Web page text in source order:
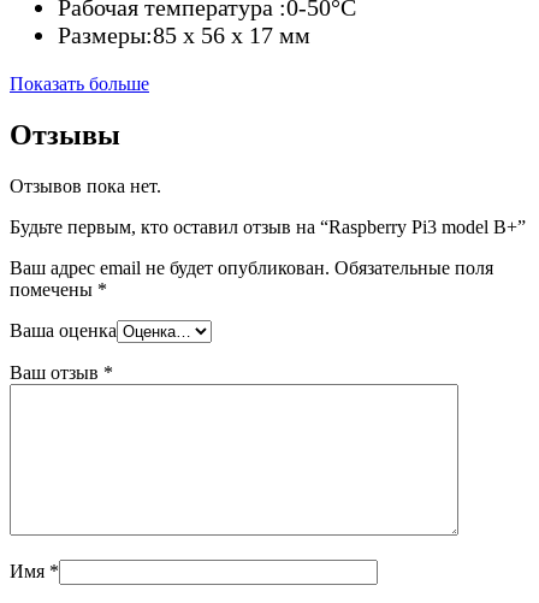
Рабочая температура :0-50°C
Размеры:85 х 56 х 17 мм
Показать больше
Отзывы
Отзывов пока нет.
Будьте первым, кто оставил отзыв на “Raspberry Pi3 model B+”
Ваш адрес email не будет опубликован. Обязательные поля
помечены *
Ваша оценка
Ваш отзыв *
Имя *